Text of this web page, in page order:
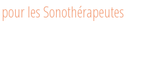
les Sonothérapeutes